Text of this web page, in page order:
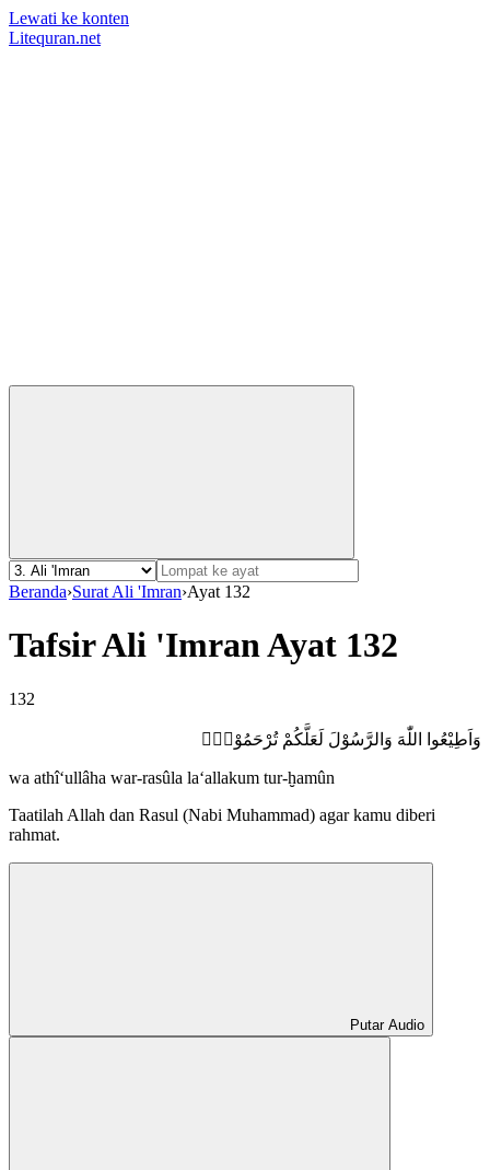
Lewati ke konten
Litequran.net
Beranda›Surat Ali 'Imran›Ayat 132
Tafsir Ali 'Imran Ayat 132
132
وَاَطِيْعُوا اللّٰهَ وَالرَّسُوْلَ لَعَلَّكُمْ تُرْحَمُوْنَۚ
wa athî‘ullâha war-rasûla la‘allakum tur-ḫamûn
Taatilah Allah dan Rasul (Nabi Muhammad) agar kamu diberi
rahmat.
Putar Audio